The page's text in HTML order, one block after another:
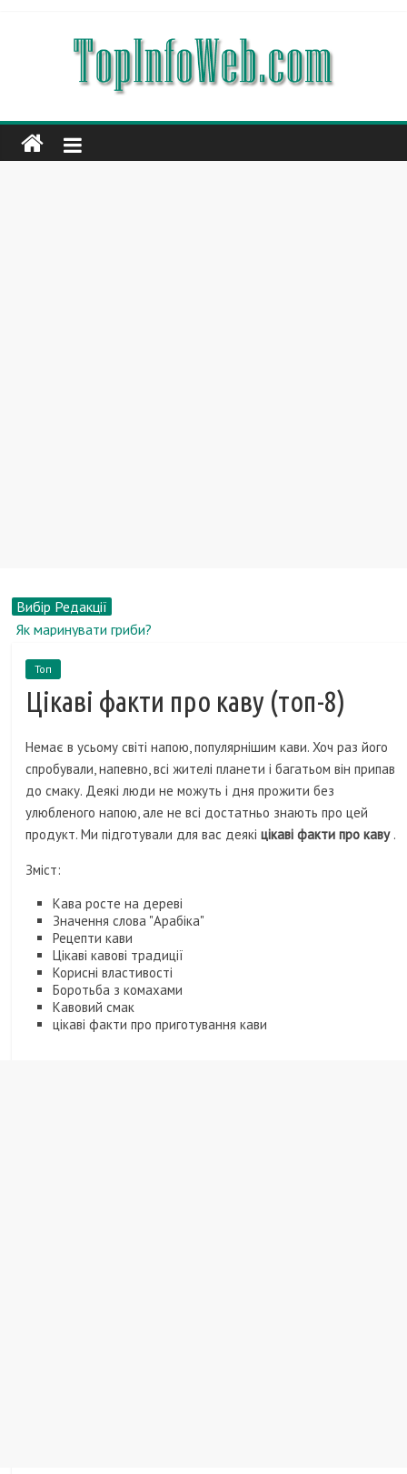
Вибір Редакції
Як маринувати гриби?
Рейтинг кращих онлайн ігор
Де придбати транспорт для активного відпочинку
Найвідоміші пісні в світі
Топ
Цікаві факти про каву (топ-8)
Немає в усьому світі напою, популярнішим кави. Хоч раз його
спробували, напевно, всі жителі планети і багатьом він припав
до смаку. Деякі люди не можуть і дня прожити без
улюбленого напою, але не всі достатньо знають про цей
продукт. Ми підготували для вас деякіцікаві факти про каву .
Зміст:
Кава росте на дереві
Значення слова "Арабіка"
Рецепти кави
Цікаві кавові традиції
Корисні властивості
Боротьба з комахами
Кавовий смак
цікаві факти про приготування кави